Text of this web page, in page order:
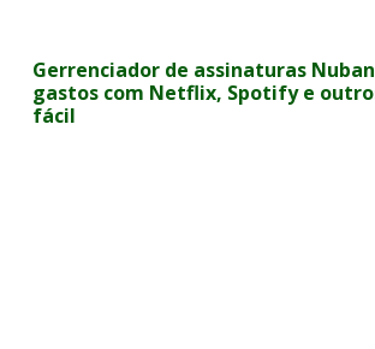
Gerrenciador de assinaturas
gastos com Netflix, Spotify e
fácil